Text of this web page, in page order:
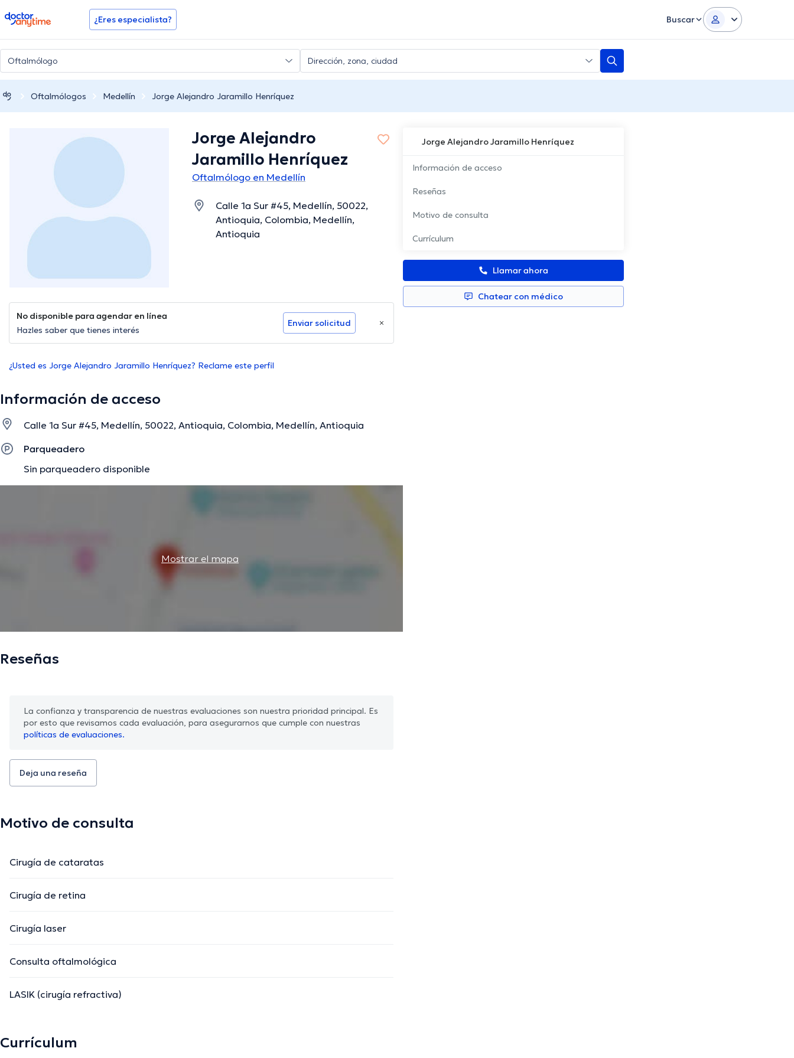
doctoranytime ¿Eres especialista? Buscar
Oftalmólogos Medellín Jorge Alejandro Jaramillo Henríquez
Jorge Alejandro Jaramillo Henríquez
Información de acceso
Reseñas
Motivo de consulta
Currículum
Llamar ahora
Chatear con médico
Jorge Alejandro
Jaramillo Henríquez
Oftalmólogo en Medellín
Calle 1a Sur #45, Medellín, 50022,
Antioquia, Colombia, Medellín,
Antioquia
No disponible para agendar en línea
Hazles saber que tienes interés
Enviar solicitud
¿Usted es Jorge Alejandro Jaramillo Henríquez? Reclame este perfil
Información de acceso
Calle 1a Sur #45, Medellín, 50022, Antioquia, Colombia, Medellín, Antioquia
Parqueadero
Sin parqueadero disponible
Mostrar el mapa
Reseñas
La confianza y transparencia de nuestras evaluaciones son nuestra prioridad principal. Es
por esto que revisamos cada evaluación, para asegurarnos que cumple con nuestras
políticas de evaluaciones.
Deja una reseña
Motivo de consulta
Cirugía de cataratas
Cirugía de retina
Cirugía laser
Consulta oftalmológica
LASIK (cirugía refractiva)
Currículum